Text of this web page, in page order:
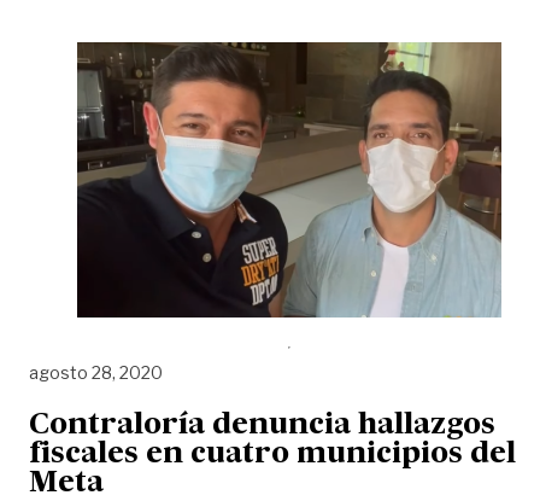
agosto 28, 2020
Contraloría denuncia hallazgos
fiscales en cuatro municipios del
Meta